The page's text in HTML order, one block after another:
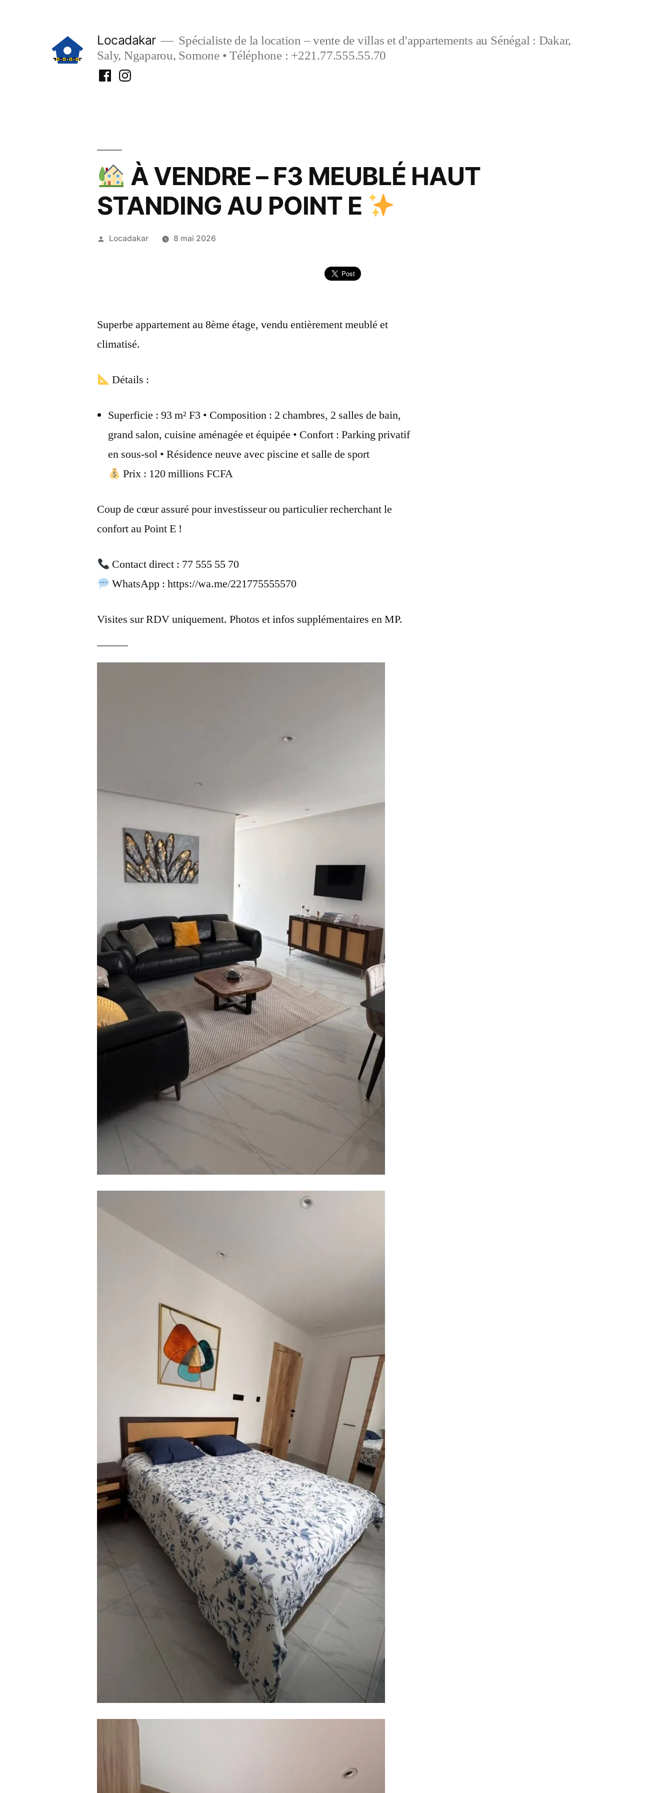
Locadakar
Spécialiste de la location – vente de villas et d'appartements au Sénégal : Dakar,
Saly, Ngaparou, Somone • Téléphone : +221.77.555.55.70
FacebookInstagram
À VENDRE – F3 MEUBLÉ HAUT
STANDING AU POINT E
Publié
Locadakar 8 mai 2026
Superbe appartement au 8ème étage, vendu entièrement meublé et
climatisé.
Détails :
Superficie : 93 m² F3 • Composition : 2 chambres, 2 salles de bain,
grand salon, cuisine aménagée et équipée • Confort : Parking privatif
en sous-sol • Résidence neuve avec piscine et salle de sport
Prix : 120 millions FCFA
Coup de cœur assuré pour investisseur ou particulier recherchant le
confort au Point E !
Contact direct : 77 555 55 70
WhatsApp : https://wa.me/221775555570
Visites sur RDV uniquement. Photos et infos supplémentaires en MP.